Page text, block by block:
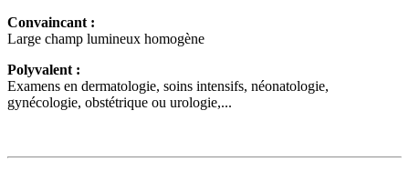
Convaincant :
Large champ lumineux homogène
Polyvalent :
Examens en dermatologie, soins intensifs, néonatologie,
gynécologie, obstétrique ou urologie,...